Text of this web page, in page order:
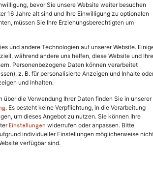
bevor Sie unsere Website weiter besuchen
16 Jahre alt sind und Ihre Einwilligung zu optionalen
müssen Sie Ihre Erziehungsberechtigten um
und andere Technologien auf unserer Website.
während andere uns helfen, diese Website und Ihre
Personenbezogene Daten können verarbeitet
z. B. für personalisierte Anzeigen und Inhalte
und Inhalten.
über die Verwendung Ihrer Daten finden Sie in unserer
. Es besteht keine Verpflichtung, in die Verarbeitung
um dieses Angebot zu nutzen. Sie können Ihre
Einstellungen widerrufen oder anpassen. Bitte
individueller Einstellungen möglicherweise
verfügbar sind.
2024. Alle Rechte vorbehalten.
Tel.:(02646) 915928
Im Brandenfeld 22
53426 Schalkenbach